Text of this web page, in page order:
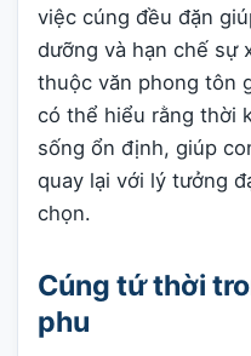
việc cúng đều đặn
dưỡng và hạn chế sự
thuộc văn phong tôn
có thể hiểu rằng thời
sống ổn định, giúp
quay lại với lý tưởng
chọn.
Cúng tứ thời
phu